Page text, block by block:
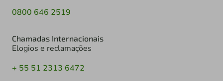
0800 646 2519
Chamadas Internacionais
Elogios e reclamações
+ 55 51 2313 6472